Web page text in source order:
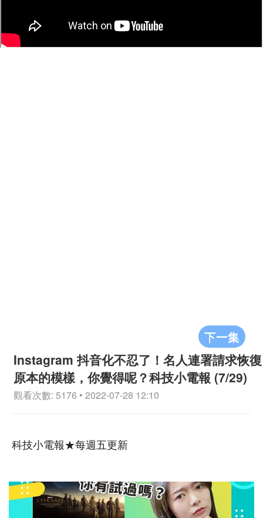
下一集
Instagram 抖音化不忍了！名人連署請求恢復
原本的模樣，你覺得呢？科技小電報 (7/29)
觀看次數: 5176 • 2022-07-28 12:10
科技小電報★每週五更新